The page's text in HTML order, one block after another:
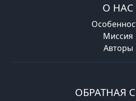
О НАС
Миссия
Авторы
ОБРАТНАЯ